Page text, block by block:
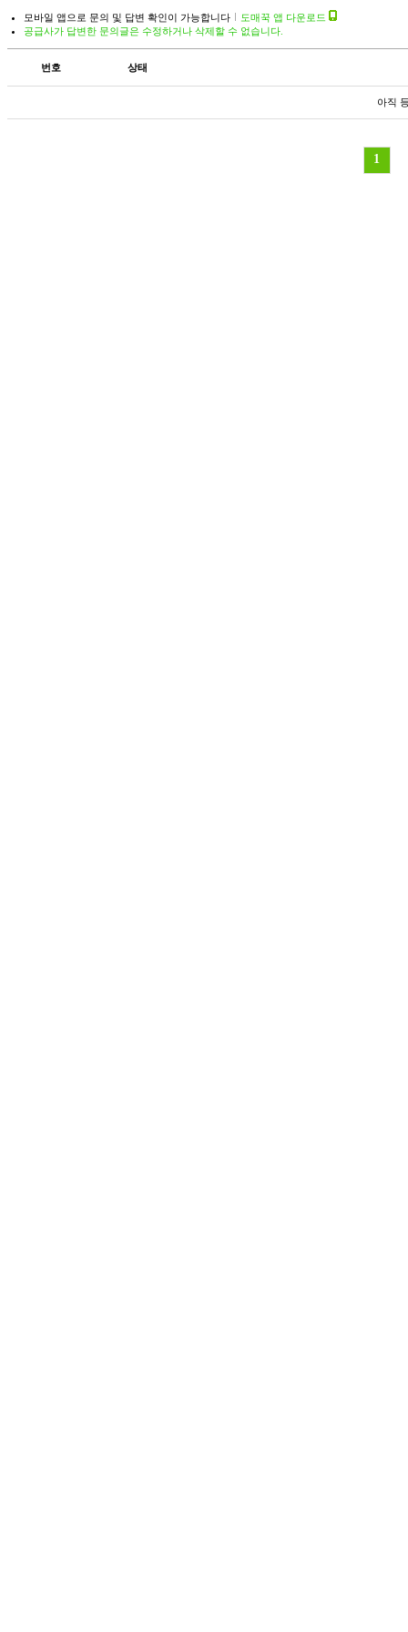
모바일 앱으로 문의 및 답변 확인이 가능합니다
도매꾹 앱 다운로드
공급사가 답변한 문의글은 수정하거나 삭제할 수 없습니다.
번호 상태
아직
1